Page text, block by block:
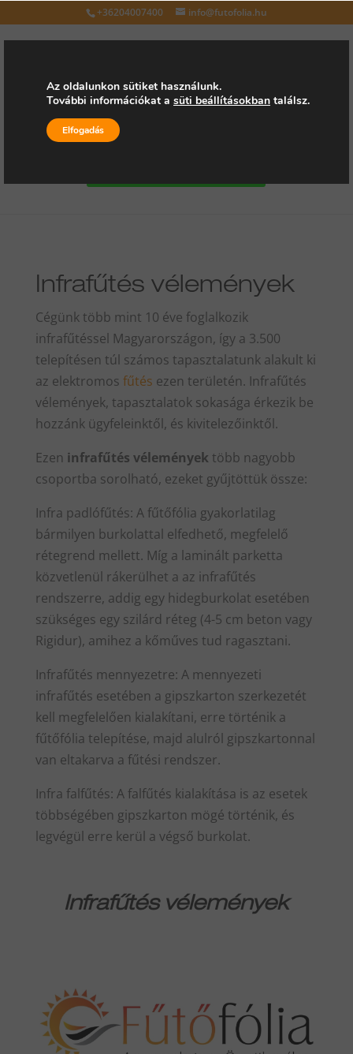
+36204007400 info@futofolia.hu
Válasszon oldalt
Infrafűtés vélemények
Cégünk több mint 10 éve foglalkozik
infrafűtéssel Magyarországon, így a 3.500
telepítésen túl számos tapasztalatunk alakult ki
az elektromos fűtés ezen területén. Infrafűtés
vélemények, tapasztalatok sokasága érkezik be
hozzánk ügyfeleinktől, és kivitelezőinktől.
Ezen infrafűtés vélemények több nagyobb
csoportba sorolható, ezeket gyűjtöttük össze:
Infra padlófűtés: A fűtőfólia gyakorlatilag
bármilyen burkolattal elfedhető, megfelelő
rétegrend mellett. Míg a laminált parketta
közvetlenül rákerülhet a az infrafűtés
rendszerre, addig egy hidegburkolat esetében
szükséges egy szilárd réteg (4-5 cm beton vagy
Rigidur), amihez a kőműves tud ragasztani.
Infrafűtés mennyezetre: A mennyezeti
infrafűtés esetében a gipszkarton szerkezetét
kell megfelelően kialakítani, erre történik a
fűtőfólia telepítése, majd alulról gipszkartonnal
van eltakarva a fűtési rendszer.
Infra falfűtés: A falfűtés kialakítása is az esetek
többségében gipszkarton mögé történik, és
legvégül erre kerül a végső burkolat.
Infrafűtés vélemények
Az oldalunkon sütiket használunk.
További információkat a süti beállításokban találsz.
Elfogadás